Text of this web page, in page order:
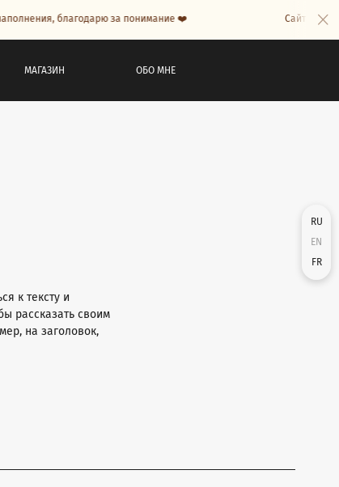
МАГАЗИН ОБО МНЕ
к тексту и
рассказать своим
на заголовок,
RU
EN
FR
благодарю за понимание ❤️ Сайт в